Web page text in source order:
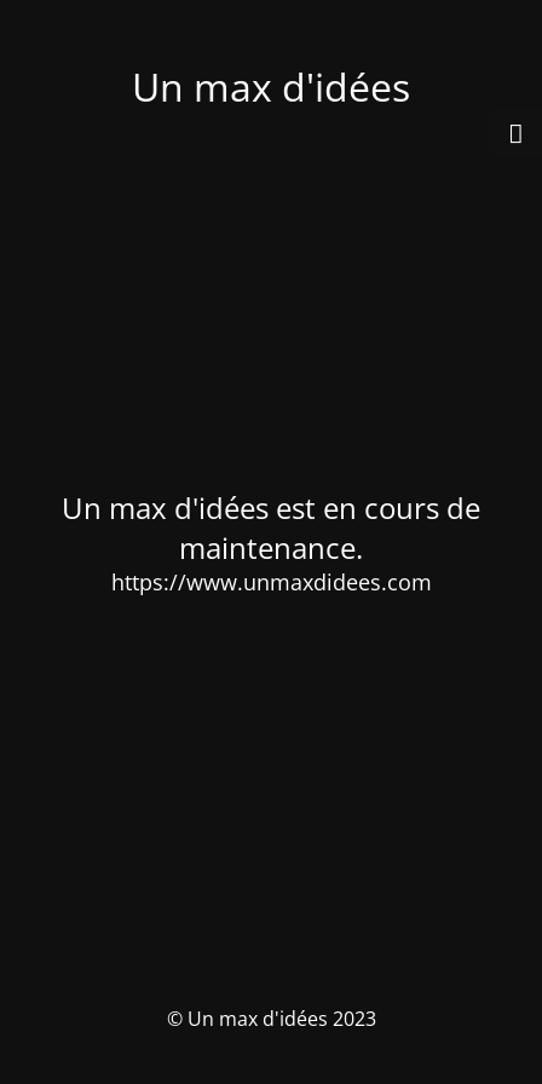
Un max d'idées
Un max d'idées est en cours de
maintenance.
https://www.unmaxdidees.com
© Un max d'idées 2023